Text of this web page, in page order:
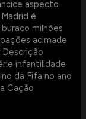
aspecto
é
milhões
acimade
infantilidade
da Fifa no ano
Cação